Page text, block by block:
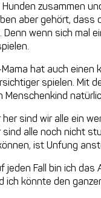
zusammen
aber gehört, dass
Denn wenn sich mal
hat auch einen
spielen. Mit
Menschenkind
her sind wir alle ein
sind alle noch nicht
ist Unfung
jeden Fall bin ich
ich könnte den